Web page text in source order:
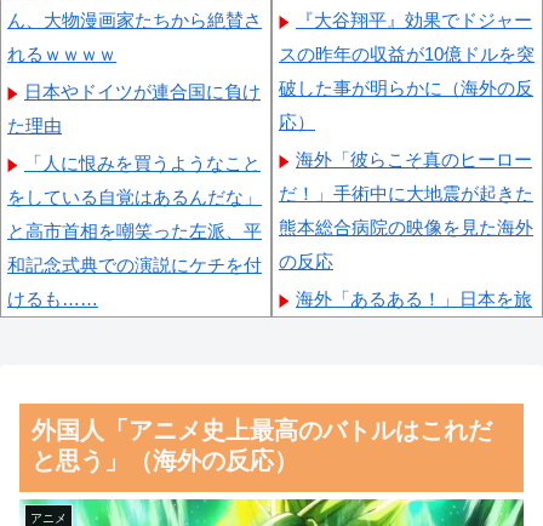
ん、大物漫画家たちから絶賛さ
れるｗｗｗｗ
日本やドイツが連合国に負け
た理由
「人に恨みを買うようなこと
をしている自覚はあるんだな」
と高市首相を嘲笑った左派、平
和記念式典での演説にケチを付
けるも……
ｗｗｗｗｗｗｗｗｗｗｗｗｗｗ
【朗報】齋藤飛鳥、前屈みで
完全に見えてる動画が拡散され
『大谷翔平』効果でドジャー
スの昨年の収益が10億ドルを突
破した事が明らかに（海外の反
応）
海外「彼らこそ真のヒーロー
だ！」手術中に大地震が起きた
熊本総合病院の映像を見た海外
の反応
海外「あるある！」日本を旅
ぎ
海外「絶対行きたくない国
は？」かなりの割合であの国を
挙げられる結果に【海外の反
外国人「アニメ史上最高のバトルはこれだ
と思う」（海外の反応）
アニメ